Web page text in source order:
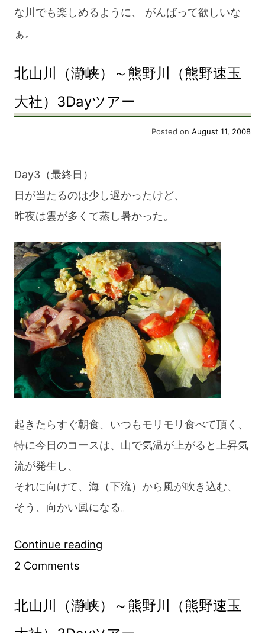
な川でも楽しめるように、 がんばって欲しいな
ぁ。
北山川（瀞峡）～熊野川（熊野速玉
大社）3Dayツアー
Posted on August 11, 2008
Day3（最終日）
日が当たるのは少し遅かったけど、
昨夜は雲が多くて蒸し暑かった。
起きたらすぐ朝食、いつもモリモリ食べて頂く、
特に今日のコースは、山で気温が上がると上昇気
流が発生し、
それに向けて、海（下流）から風が吹き込む、
そう、向かい風になる。
Continue reading
（瀞
峡）
2 Comments
山
川
北山川（瀞峡）～熊野川（熊野速玉